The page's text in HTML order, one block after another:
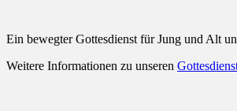
Ein bewegter Gottesdienst für Jung und Alt
Weitere Informationen zu unseren